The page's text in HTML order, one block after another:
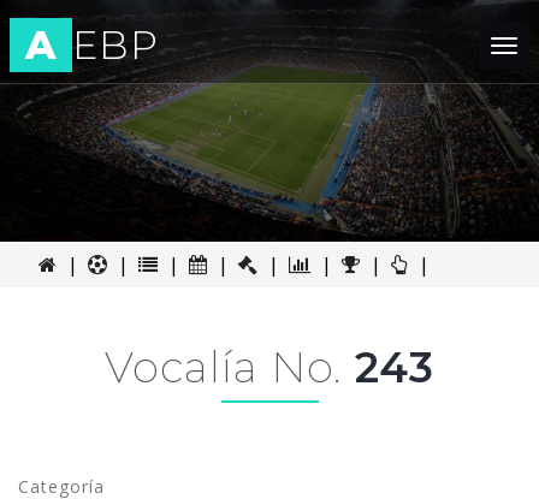
A EBP
| | | | | | | |
Vocalía No. 243
Categoría